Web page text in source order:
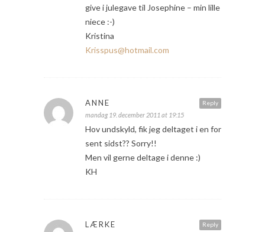
give i julegave til Josephine – min lille
niece :-)
Kristina
Krisspus@hotmail.com
Reply
ANNE
mandag 19. december 2011 at 19:15
Hov undskyld, fik jeg deltaget i en for
sent sidst?? Sorry!!
Men vil gerne deltage i denne :)
KH
Reply
LÆRKE